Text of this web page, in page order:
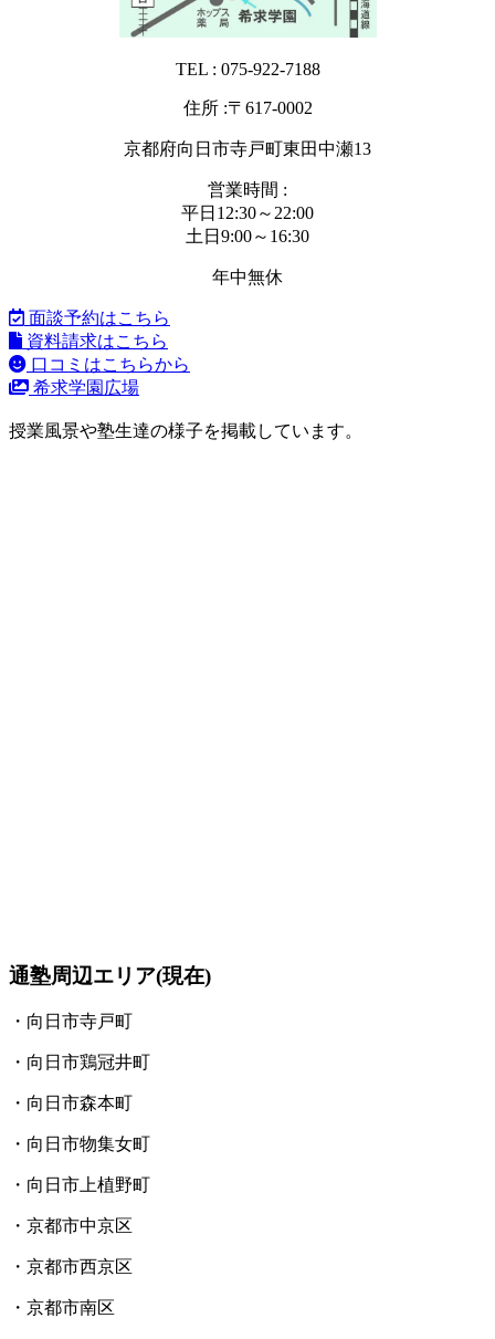
TEL : 075-922-7188
住所 :〒617-0002
京都府向日市寺戸町東田中瀬13
営業時間 :
平日12:30～22:00
土日9:00～16:30
年中無休
面談予約はこちら
資料請求はこちら
口コミはこちらから
希求学園広場
授業風景や塾生達の様子を掲載しています。
通塾周辺エリア(現在)
・向日市寺戸町
・向日市鶏冠井町
・向日市森本町
・向日市物集女町
・向日市上植野町
・京都市中京区
・京都市西京区
・京都市南区